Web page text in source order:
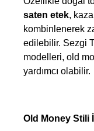
saten etek,
kombinlenerek
edilebilir. Sezgi
modelleri, old
yardımcı olabilir.
Old Money Stili